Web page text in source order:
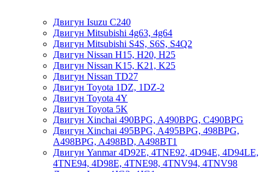
Двигун Isuzu C240
Двигун Mitsubishi 4g63, 4g64
Двигун Mitsubishi S4S, S6S, S4Q2
Двигун Nissan H15, H20, H25
Двигун Nissan K15, K21, K25
Двигун Nissan TD27
Двигун Toyota 1DZ, 1DZ-2
Двигун Toyota 4Y
Двигун Toyota 5K
Двигун Xinchai 490BPG, A490BPG, C490BPG
Двигун Xinchai 495BPG, A495BPG, 498BPG,
A498BPG, A498BD, A498BT1
Двигун Yanmar 4D92E, 4TNE92, 4D94E, 4D94LE,
4TNE94, 4D98E, 4TNE98, 4TNV94, 4TNV98